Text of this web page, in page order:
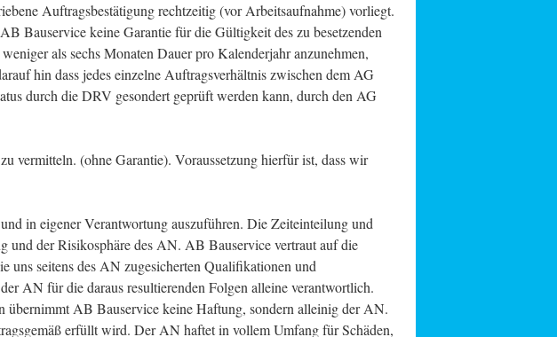
Auftragsbestätigung rechtzeitig (vor Arbeitsaufnahme) vorliegt.
Bauservice keine Garantie für die Gültigkeit des zu besetzenden
als sechs Monaten Dauer pro Kalenderjahr anzunehmen,
hin dass jedes einzelne Auftragsverhältnis zwischen dem AG
durch die DRV gesondert geprüft werden kann, durch den AG
vermitteln. (ohne Garantie). Voraussetzung hierfür ist, dass wir
in eigener Verantwortung auszuführen. Die Zeiteinteilung und
und der Risikosphäre des AN. AB Bauservice vertraut auf die
uns seitens des AN zugesicherten Qualifikationen und
AN für die daraus resultierenden Folgen alleine verantwortlich.
übernimmt AB Bauservice keine Haftung, sondern alleinig der AN.
erfüllt wird. Der AN haftet in vollem Umfang für Schäden,